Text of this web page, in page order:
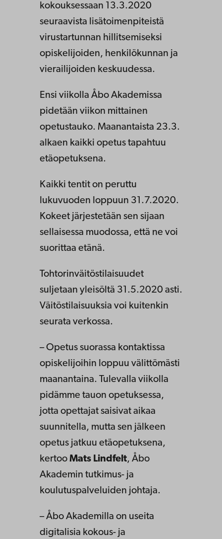
kokouksessaan 13.3.2020
seuraavista lisätoimenpiteistä
virustartunnan hillitsemiseksi
opiskelijoiden, henkilökunnan ja
vierailijoiden keskuudessa.
Ensi viikolla Åbo Akademissa
pidetään viikon mittainen
opetustauko. Maanantaista 23.3.
alkaen kaikki opetus tapahtuu
etäopetuksena.
Kaikki tentit on peruttu
lukuvuoden loppuun 31.7.2020.
Kokeet järjestetään sen sijaan
sellaisessa muodossa, että ne voi
suorittaa etänä.
Tohtorinväitöstilaisuudet
suljetaan yleisöltä 31.5.2020 asti.
Väitöstilaisuuksia voi kuitenkin
seurata verkossa.
– Opetus suorassa kontaktissa
opiskelijoihin loppuu välittömästi
maanantaina. Tulevalla viikolla
pidämme tauon opetuksessa,
jotta opettajat saisivat aikaa
suunnitella, mutta sen jälkeen
opetus jatkuu etäopetuksena,
kertoo Mats Lindfelt, Åbo
Akademin tutkimus- ja
koulutuspalveluiden johtaja.
– Åbo Akademilla on useita
digitalisia kokous- ja